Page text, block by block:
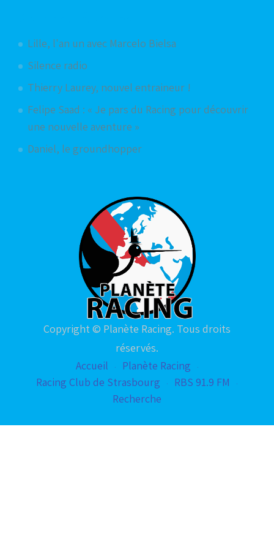
Lille, l'an un avec Marcelo Bielsa
Silence radio
Thierry Laurey, nouvel entraineur !
Felipe Saad : « Je pars du Racing pour découvrir
une nouvelle aventure »
Daniel, le groundhopper
Copyright © Planète Racing. Tous droits
réservés.
Accueil
Planète Racing
Racing Club de Strasbourg
RBS 91.9 FM
Recherche